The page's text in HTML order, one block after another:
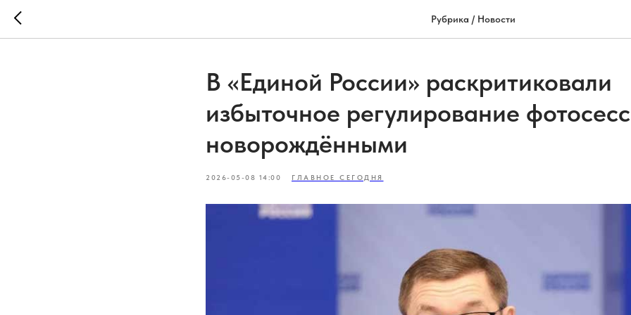
Рубрика / Новости
В «Единой России» раскритиковали
избыточное регулирование
новорождёнными
2026-05-08 14:00 ГЛАВНОЕ СЕГОДНЯ